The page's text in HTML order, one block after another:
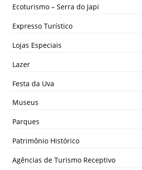
Ecoturismo – Serra do Japi
Expresso Turístico
Lojas Especiais
Lazer
Festa da Uva
Museus
Parques
Patrimônio Histórico
Agências de Turismo Receptivo